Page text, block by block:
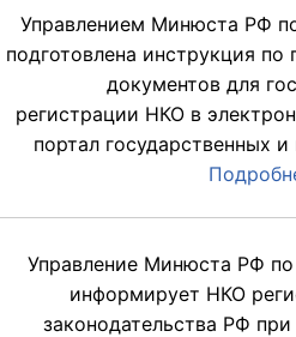
Управлением Минюста РФ
подготовлена инструкция по
документов для
регистрации НКО в
портал государственных
Управление Минюста РФ
информирует НКО
законодательства РФ